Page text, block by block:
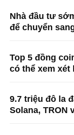
Nhà đầu tư
để chuyển
Top 5 đồng
có thể xem xét
9.7 triệu đô la
Solana, TRON